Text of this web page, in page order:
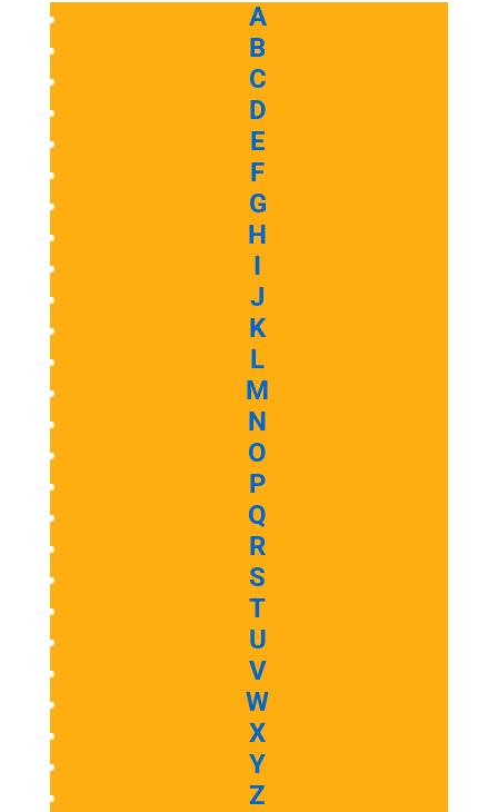
A
B
C
D
E
F
G
H
I
J
K
L
M
N
O
P
Q
R
S
T
U
V
W
X
Y
Z